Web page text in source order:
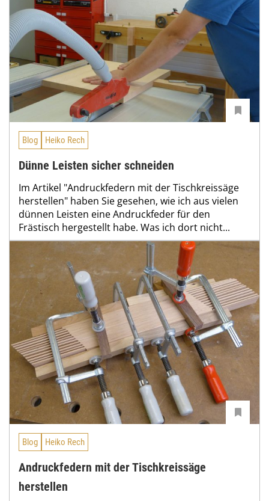
Blog Heiko Rech
Dünne Leisten sicher schneiden
Im Artikel "Andruckfedern mit der Tischkreissäge
herstellen" haben Sie gesehen, wie ich aus vielen
dünnen Leisten eine Andruckfeder für den
Frästisch hergestellt habe. Was ich dort nicht...
Blog Heiko Rech
Andruckfedern mit der Tischkreissäge
herstellen